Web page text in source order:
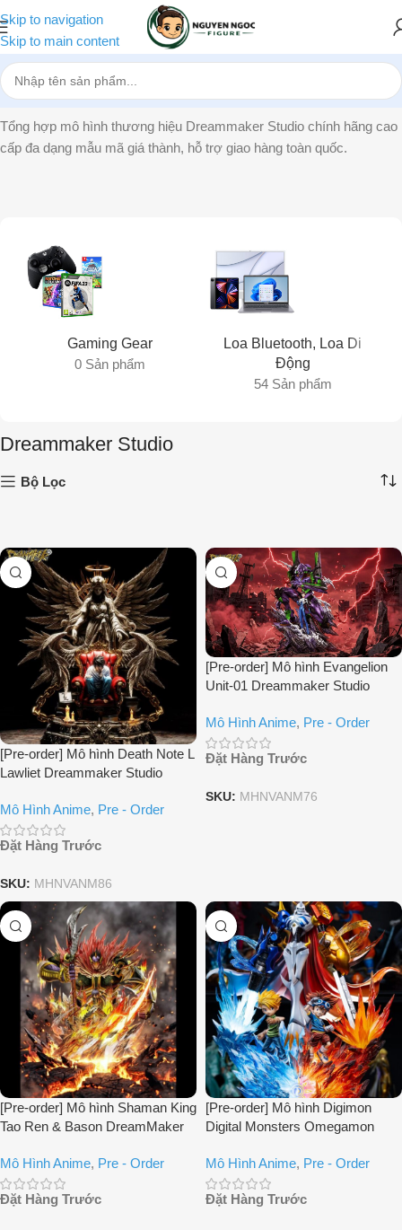
Skip to navigation
Skip to main content
Trang chủ»Dreammaker Studio
Tổng hợp mô hình thương hiệu Dreammaker Studio chính hãng cao
cấp đa dạng mẫu mã giá thành, hỗ trợ giao hàng toàn quốc.
Gaming Gear
0 Sản phẩm
Loa Bluetooth, Loa Di
Động
54 Sản phẩm
Dreammaker Studio
Bộ Lọc
[Pre-order] Mô hình Death Note L
Lawliet Dreammaker Studio
Mô Hình Anime, Pre - Order
Đặt Hàng Trước
SKU: MHNVANM86
[Pre-order] Mô hình Evangelion
Unit-01 Dreammaker Studio
Mô Hình Anime, Pre - Order
Đặt Hàng Trước
SKU: MHNVANM76
[Pre-order] Mô hình Shaman King
Tao Ren & Bason DreamMaker
Mô Hình Anime, Pre - Order
Đặt Hàng Trước
[Pre-order] Mô hình Digimon
Digital Monsters Omegamon
Mô Hình Anime, Pre - Order
Đặt Hàng Trước